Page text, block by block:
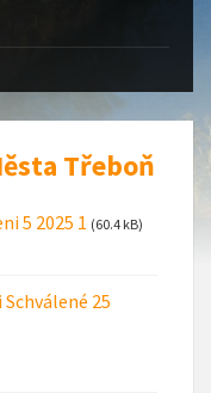
Třeboň
5 2025 1 (60.4 kB)
25